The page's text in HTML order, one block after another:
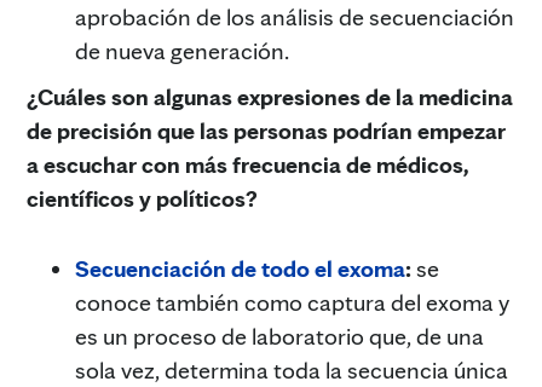
aprobación de los análisis de secuenciación
de nueva generación.
¿Cuáles son algunas expresiones de la medicina
de precisión que las personas podrían empezar
a escuchar con más frecuencia de médicos,
científicos y políticos?
Secuenciación de todo el exoma:se
conoce también como captura del exoma y
es un proceso de laboratorio que, de una
sola vez, determina toda la secuencia única